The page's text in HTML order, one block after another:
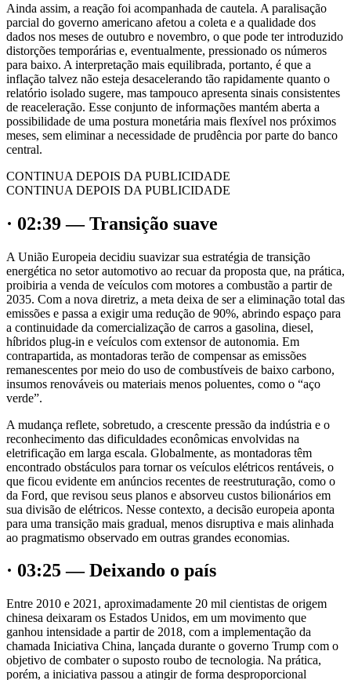
Ainda assim, a reação foi acompanhada de cautela. A paralisação
parcial do governo americano afetou a coleta e a qualidade dos
dados nos meses de outubro e novembro, o que pode ter introduzido
distorções temporárias e, eventualmente, pressionado os números
para baixo. A interpretação mais equilibrada, portanto, é que a
inflação talvez não esteja desacelerando tão rapidamente quanto o
relatório isolado sugere, mas tampouco apresenta sinais consistentes
de reaceleração. Esse conjunto de informações mantém aberta a
possibilidade de uma postura monetária mais flexível nos próximos
meses, sem eliminar a necessidade de prudência por parte do banco
central.
CONTINUA DEPOIS DA PUBLICIDADE
CONTINUA DEPOIS DA PUBLICIDADE
· 02:39 — Transição suave
A União Europeia decidiu suavizar sua estratégia de transição
energética no setor automotivo ao recuar da proposta que, na prática,
proibiria a venda de veículos com motores a combustão a partir de
2035. Com a nova diretriz, a meta deixa de ser a eliminação total das
emissões e passa a exigir uma redução de 90%, abrindo espaço para
a continuidade da comercialização de carros a gasolina, diesel,
híbridos plug-in e veículos com extensor de autonomia. Em
contrapartida, as montadoras terão de compensar as emissões
remanescentes por meio do uso de combustíveis de baixo carbono,
insumos renováveis ou materiais menos poluentes, como o “aço
verde”.
A mudança reflete, sobretudo, a crescente pressão da indústria e o
reconhecimento das dificuldades econômicas envolvidas na
eletrificação em larga escala. Globalmente, as montadoras têm
encontrado obstáculos para tornar os veículos elétricos rentáveis, o
que ficou evidente em anúncios recentes de reestruturação, como o
da Ford, que revisou seus planos e absorveu custos bilionários em
sua divisão de elétricos. Nesse contexto, a decisão europeia aponta
para uma transição mais gradual, menos disruptiva e mais alinhada
ao pragmatismo observado em outras grandes economias.
· 03:25 — Deixando o país
Entre 2010 e 2021, aproximadamente 20 mil cientistas de origem
chinesa deixaram os Estados Unidos, em um movimento que
ganhou intensidade a partir de 2018, com a implementação da
chamada Iniciativa China, lançada durante o governo Trump com o
objetivo de combater o suposto roubo de tecnologia. Na prática,
porém, a iniciativa passou a atingir de forma desproporcional